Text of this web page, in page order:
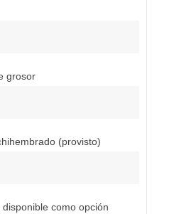
grosor
(provisto)
como opción